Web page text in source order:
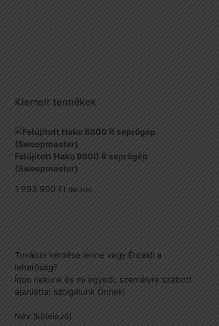
Kiemelt termékek
Felújított Hako B800 R seprőgép
(Sweepmaster)
1 993 900 Ft (Bruttó)
További kérdése lenne vagy Érdekli a
lehetőség?
Írjon nekünk és mi egyedi, személyre szabott
ajánlattal szolgálunk Önnek!
Név (kötelező)